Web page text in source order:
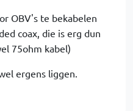
OBV's te bekabelen
coax, die is erg dun
75ohm kabel)
ergens liggen.